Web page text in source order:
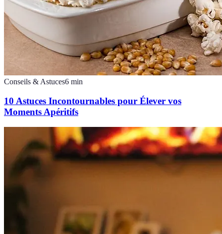
Conseils & Astuces6 min
10 Astuces Incontournables pour Élever vos
Moments Apéritifs